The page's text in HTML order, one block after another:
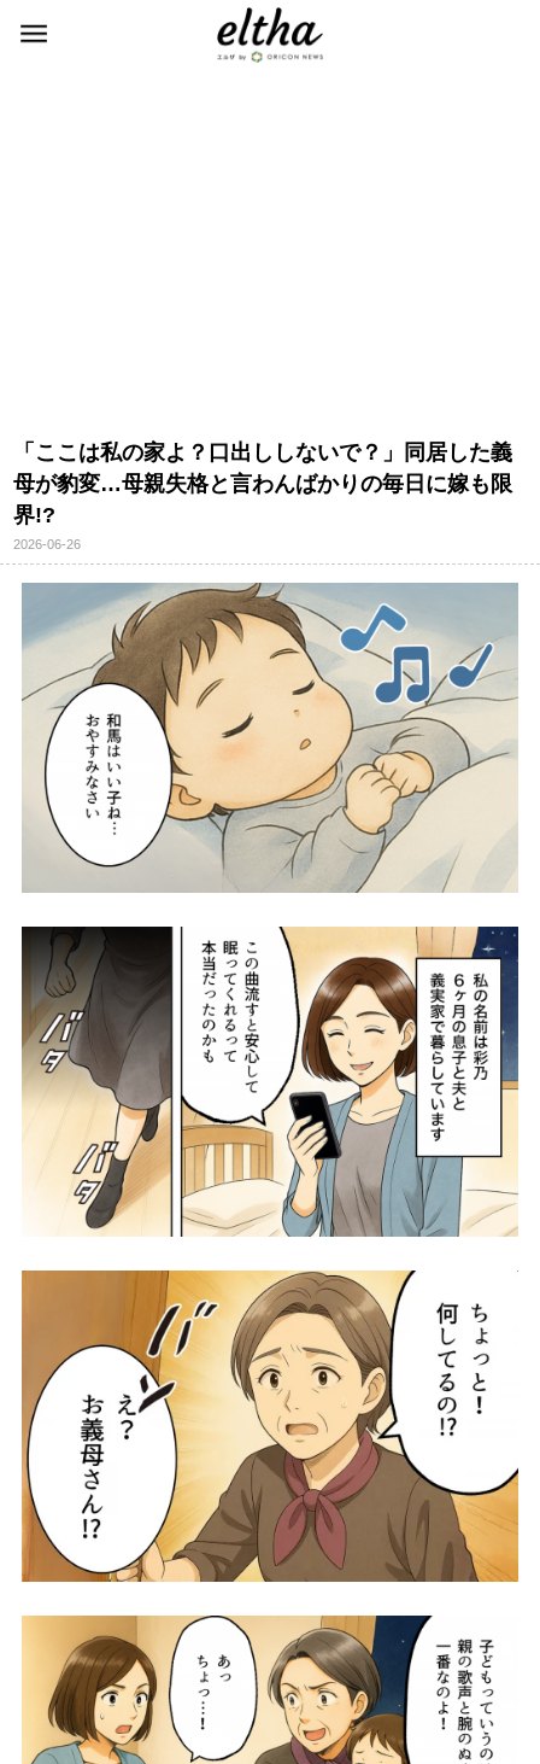
「ここは私の家よ？口出ししないで？」同居した義
母が豹変…母親失格と言わんばかりの毎日に嫁も限
界!?
2026-06-26